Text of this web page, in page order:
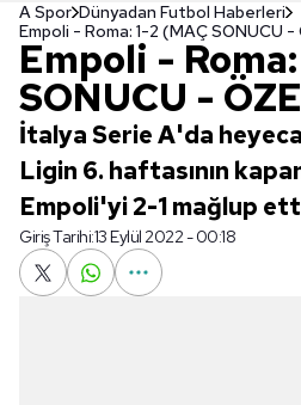
A Spor Dünyadan Futbol Haberleri
Empoli - Roma: 1-2 (MAÇ SONUCU
Empoli -
SONUCU -
İtalya Serie A'da
Ligin 6. haftasının
Empoli'yi 2-1 mağlup
Giriş Tarihi:13 Eylül 2022 - 00:18